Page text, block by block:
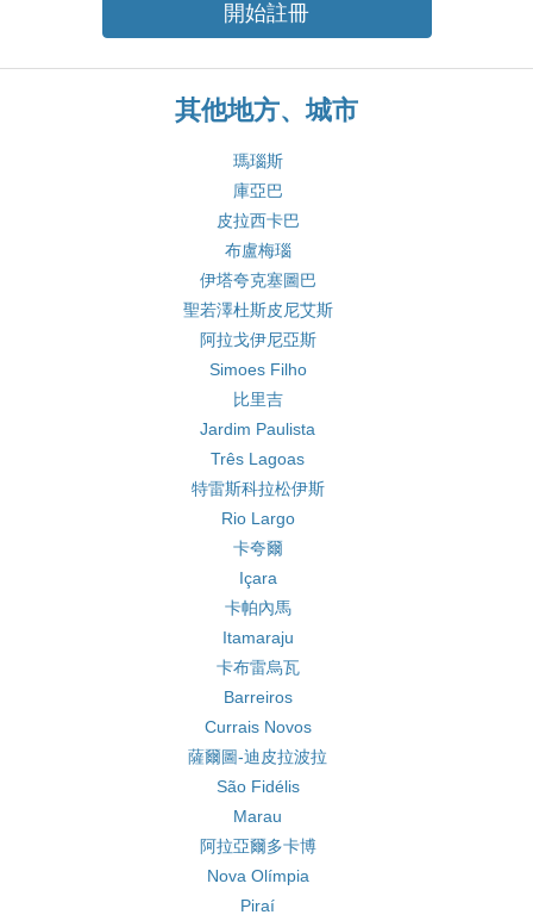
開始註冊
其他地方、城市
瑪瑙斯
庫亞巴
皮拉西卡巴
布盧梅瑙
伊塔夸克塞圖巴
聖若澤杜斯皮尼艾斯
阿拉戈伊尼亞斯
Simoes Filho
比里吉
Jardim Paulista
Três Lagoas
特雷斯科拉松伊斯
Rio Largo
卡夸爾
Içara
卡帕內馬
Itamaraju
卡布雷烏瓦
Barreiros
Currais Novos
薩爾圖-迪皮拉波拉
São Fidélis
Marau
阿拉亞爾多卡博
Nova Olímpia
Piraí